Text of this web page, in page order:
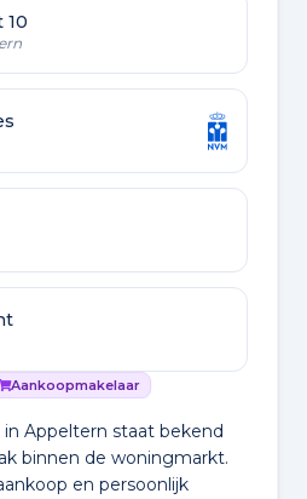
10
Aankoopmakelaar
in Appeltern staat bekend
binnen de woningmarkt.
en persoonlijk